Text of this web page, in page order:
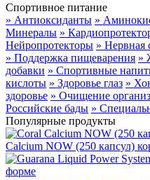
Спортивное питание
» Антиоксиданты »
Минералы »
Нейропротекторы » Нервная
» Поддержка пищеварения »
добавки » Спортивные
кислоты » Здоровье глаз »
здоровье » Очищение
Российские бады »
Популярные продукты
Calcium NOW (250 капсул)